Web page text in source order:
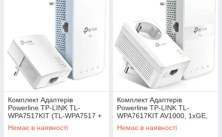
Комплект Адаптерiв
Powerline TP-LINK TL-
WPA7517KIT (TL-WPA7517 +
TL-PA7017) AC1200, AV1000,
1xGE MESH
Немає в наявності
Комплект Адаптерiв
Powerline TP-LINK TL-
WPA7617KIT AV1000, 1xGE,
AC1200, (TL-WPA7617 1шт,
TL-PA7017P 1шт), MESH
Немає в наявності